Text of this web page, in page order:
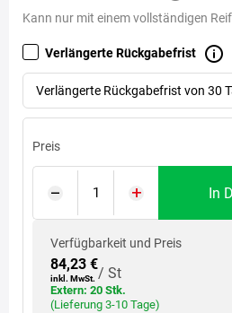
Kann nur mit einem vollständigen
Verlängerte Rückgabefrist
Verlängerte Rückgabefrist von 30
Preis
In
Verfügbarkeit und Preis
84,23 €
inkl. MwSt. / St
Extern: 20 Stk.
(Lieferung 3-10 Tage)